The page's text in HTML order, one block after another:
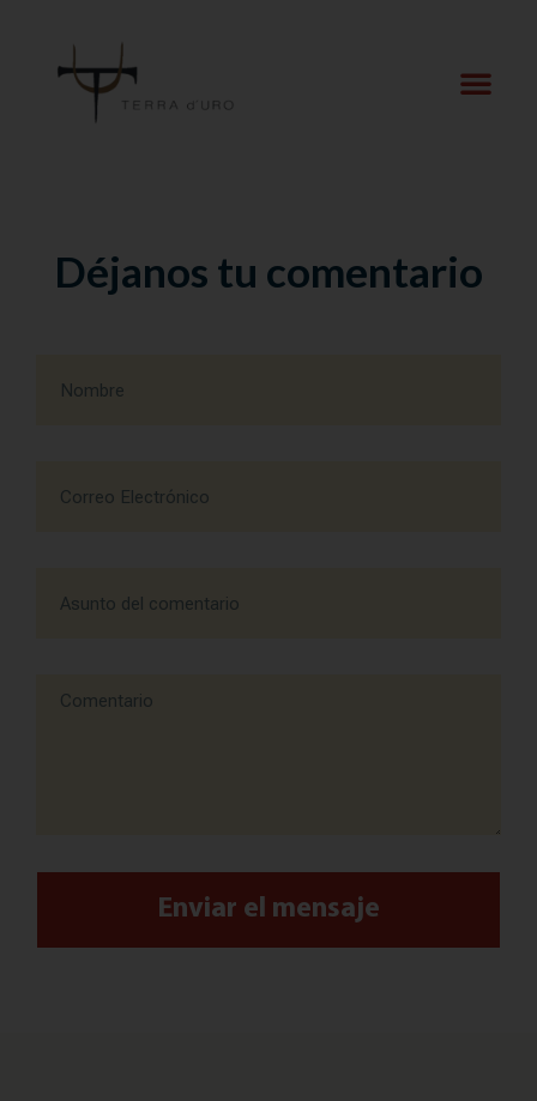
Déjanos tu comentario
Enviar el mensaje